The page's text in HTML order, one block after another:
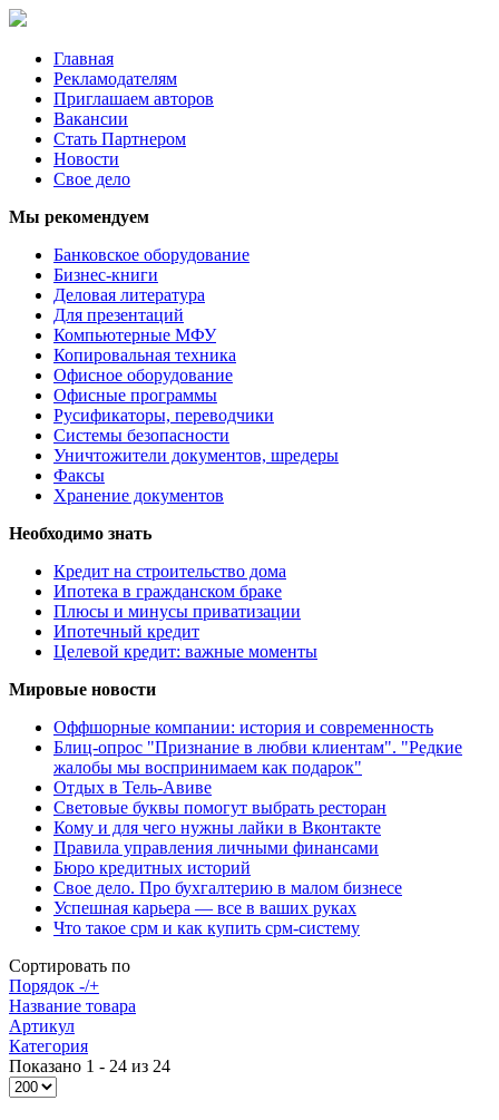
Главная
Рекламодателям
Приглашаем авторов
Вакансии
Стать Партнером
Новости
Свое дело
Мы рекомендуем
Банковское оборудование
Бизнес-книги
Деловая литература
Для презентаций
Компьютерные МФУ
Копировальная техника
Офисное оборудование
Офисные программы
Русификаторы, переводчики
Системы безопасности
Уничтожители документов, шредеры
Факсы
Хранение документов
Необходимо знать
Кредит на строительство дома
Ипотека в гражданском браке
Плюсы и минусы приватизации
Ипотечный кредит
Целевой кредит: важные моменты
Мировые новости
Оффшорные компании: история и современность
Блиц-опрос "Признание в любви клиентам". "Редкие
жалобы мы воспринимаем как подарок"
Отдых в Тель-Авиве
Световые буквы помогут выбрать ресторан
Кому и для чего нужны лайки в Вконтакте
Правила управления личными финансами
Бюро кредитных историй
Свое дело. Про бухгалтерию в малом бизнесе
Успешная карьера — все в ваших руках
Что такое срм и как купить срм-систему
Сортировать по
Порядок -/+
Название товара
Артикул
Категория
Показано 1 - 24 из 24